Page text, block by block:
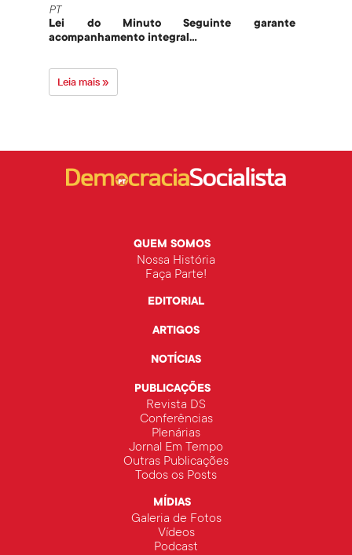
PT
Lei do Minuto Seguinte garante
acompanhamento integral...
Leia mais »
QUEM SOMOS
Nossa História
Faça Parte!
EDITORIAL
ARTIGOS
NOTÍCIAS
PUBLICAÇÕES
Revista DS
Conferências
Plenárias
Jornal Em Tempo
Outras Publicações
Todos os Posts
MÍDIAS
Galeria de Fotos
Vídeos
Podcast